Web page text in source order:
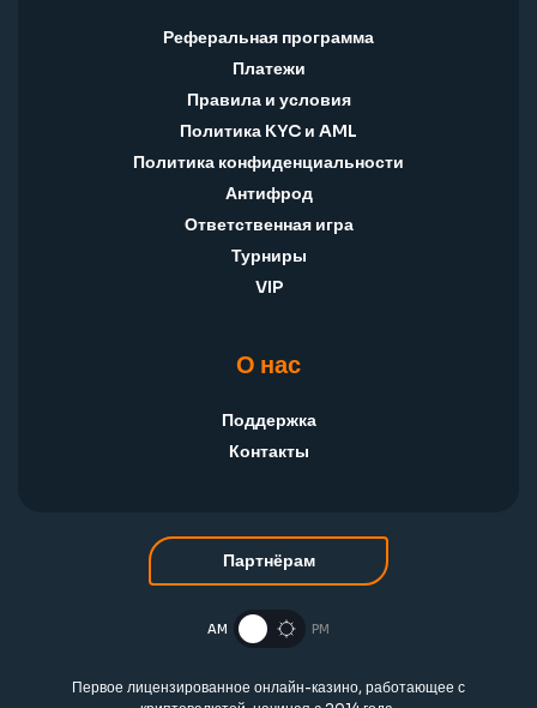
Партнёрам
AM PM
Реферальная программа
Платежи
Правила и условия
Политика KYC и AML
Политика конфиденциальности
Антифрод
Ответственная игра
Турниры
VIP
О нас
Поддержка
Контакты
Первое лицензированное онлайн-казино, работающее с